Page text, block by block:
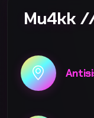
Mu4kk